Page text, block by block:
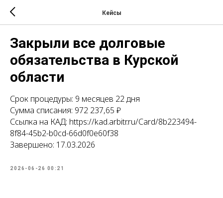
Кейсы
Закрыли все долговые
обязательства в Курской
области
Срок процедуры: 9 месяцев 22 дня
Сумма списания: 972 237,65 ₽
Ссылка на КАД: https://kad.arbitr.ru/Card/8b223494-
8f84-45b2-b0cd-66d0f0e60f38
Завершено: 17.03.2026
2026-06-26 00:21